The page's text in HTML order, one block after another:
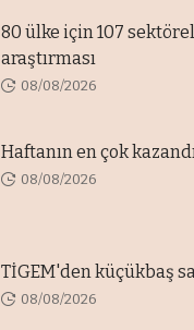
80 ülke için 107
araştırması
08/08/2026
Haftanın en çok
08/08/2026
TİGEM'den küçükbaş
08/08/2026